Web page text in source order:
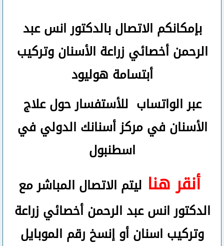
بإمكانكم الاتصال بالدكتور انس عبد
الرحمنأخصائي زراعة الأسنان وتركيب
أبتسامة هوليود
عبر الواتساب للأستفسار حول علاج
الأسنان في مركز أسنانك الدولي في
اسطنبول
أنقر هنا ليتم الاتصال المباشر مع
الدكتور انس عبد الرحمن أخصائي زراعة
وتركيب اسنانأوإنسخ رقم الموبايل